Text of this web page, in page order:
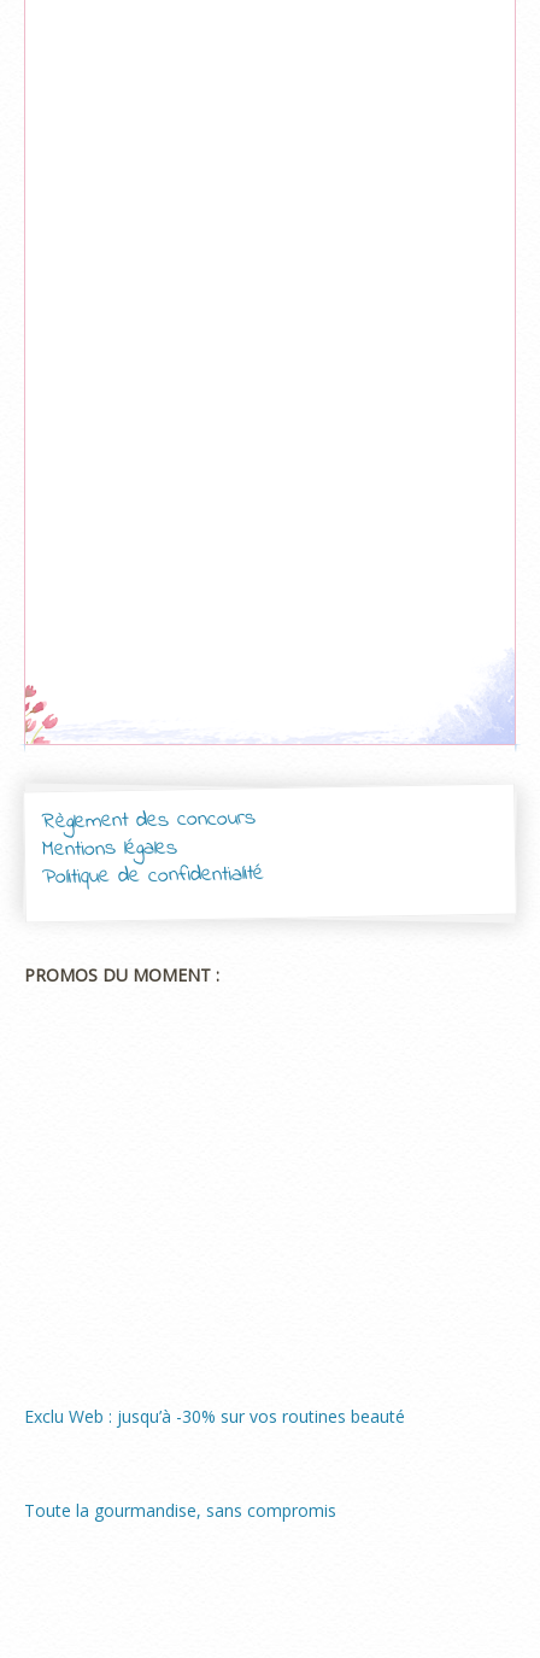
Règlement des concours
Mentions légales
Politique de confidentialité
PROMOS DU MOMENT :
Exclu Web : jusqu’à -30% sur vos routines beauté
Toute la gourmandise, sans compromis